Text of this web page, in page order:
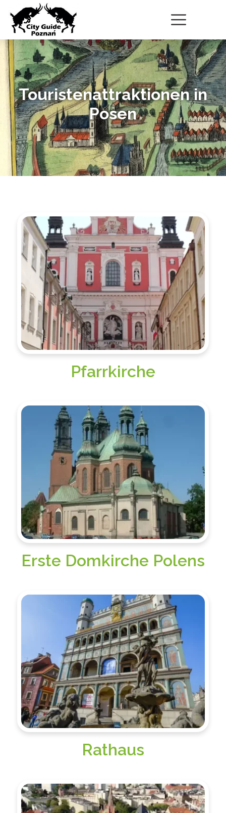
Touristenattraktionen in
Posen
Pfarrkirche
Erste Domkirche Polens
Rathaus